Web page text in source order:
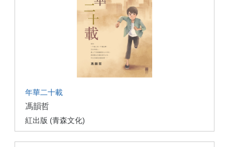
年華二十載
馮韻哲
紅出版 (青森文化)